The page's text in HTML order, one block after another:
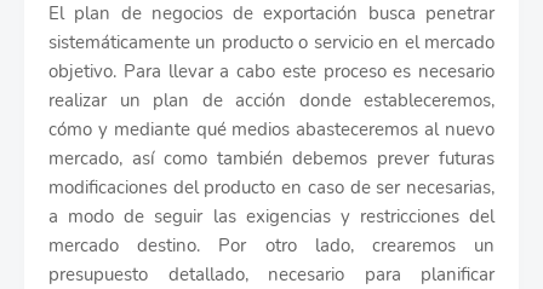
El plan de negocios de exportación busca penetrar
sistemáticamente un producto o servicio en el mercado
objetivo. Para llevar a cabo este proceso es necesario
realizar un plan de acción donde estableceremos,
cómo y mediante qué medios abasteceremos al nuevo
mercado, así como también debemos prever futuras
modificaciones del producto en caso de ser necesarias,
a modo de seguir las exigencias y restricciones del
mercado destino. Por otro lado, crearemos un
presupuesto detallado, necesario para planificar